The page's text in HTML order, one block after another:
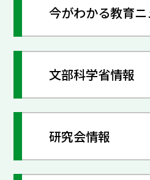
今がわかる教育ニ
文部科学省情報
研究会情報